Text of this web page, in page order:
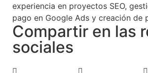
experiencia en proyectos SEO,
pago en Google Ads y creación de
Compartir en las
sociales